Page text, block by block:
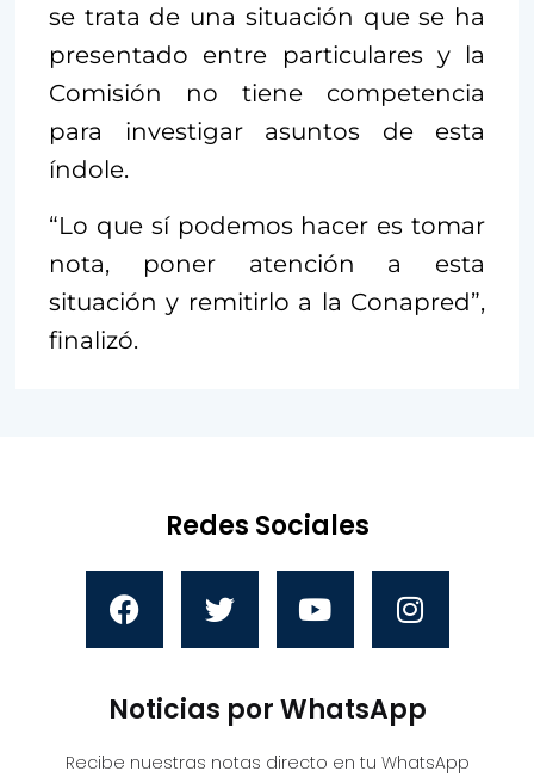
se trata de una situación que se ha
presentado entre particulares y la
Comisión no tiene competencia
para investigar asuntos de esta
índole.
“Lo que sí podemos hacer es tomar
nota, poner atención a esta
situación y remitirlo a la Conapred”,
finalizó.
Redes Sociales
Noticias por WhatsApp
Recibe nuestras notas directo en tu WhatsApp